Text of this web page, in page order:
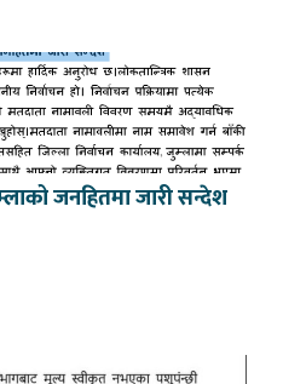
जनहितमा जारी सन्देश